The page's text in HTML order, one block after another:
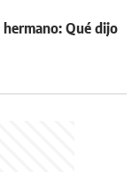
Qué dijo